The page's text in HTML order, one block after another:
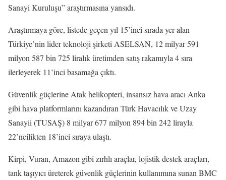
Sanayi Kuruluşu” araştırmasına yansıdı.
Araştırmaya göre, listede geçen yıl 15’inci sırada yer alan
Türkiye’nin lider teknoloji şirketi ASELSAN, 12 milyar 591
milyon 587 bin 725 liralık üretimden satış rakamıyla 4 sıra
ilerleyerek 11’inci basamağa çıktı.
Güvenlik güçlerine Atak helikopteri, insansız hava aracı Anka
gibi hava platformlarını kazandıran Türk Havacılık ve Uzay
Sanayii (TUSAŞ) 8 milyar 677 milyon 894 bin 242 lirayla
22’ncilikten 18’inci sıraya ulaştı.
Kirpi, Vuran, Amazon gibi zırhlı araçlar, lojistik destek araçları,
tank taşıyıcı üreterek güvenlik güçlerinin kullanımına sunan BMC